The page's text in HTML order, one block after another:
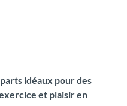
idéaux pour des
et plaisir en